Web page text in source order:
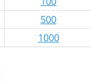
500
1000